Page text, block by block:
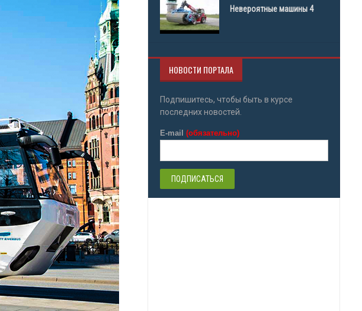
Невероятные машины 4
НОВОСТИ ПОРТАЛА
Подпишитесь, чтобы быть в курсе
последних новостей.
E-mail (обязательно)